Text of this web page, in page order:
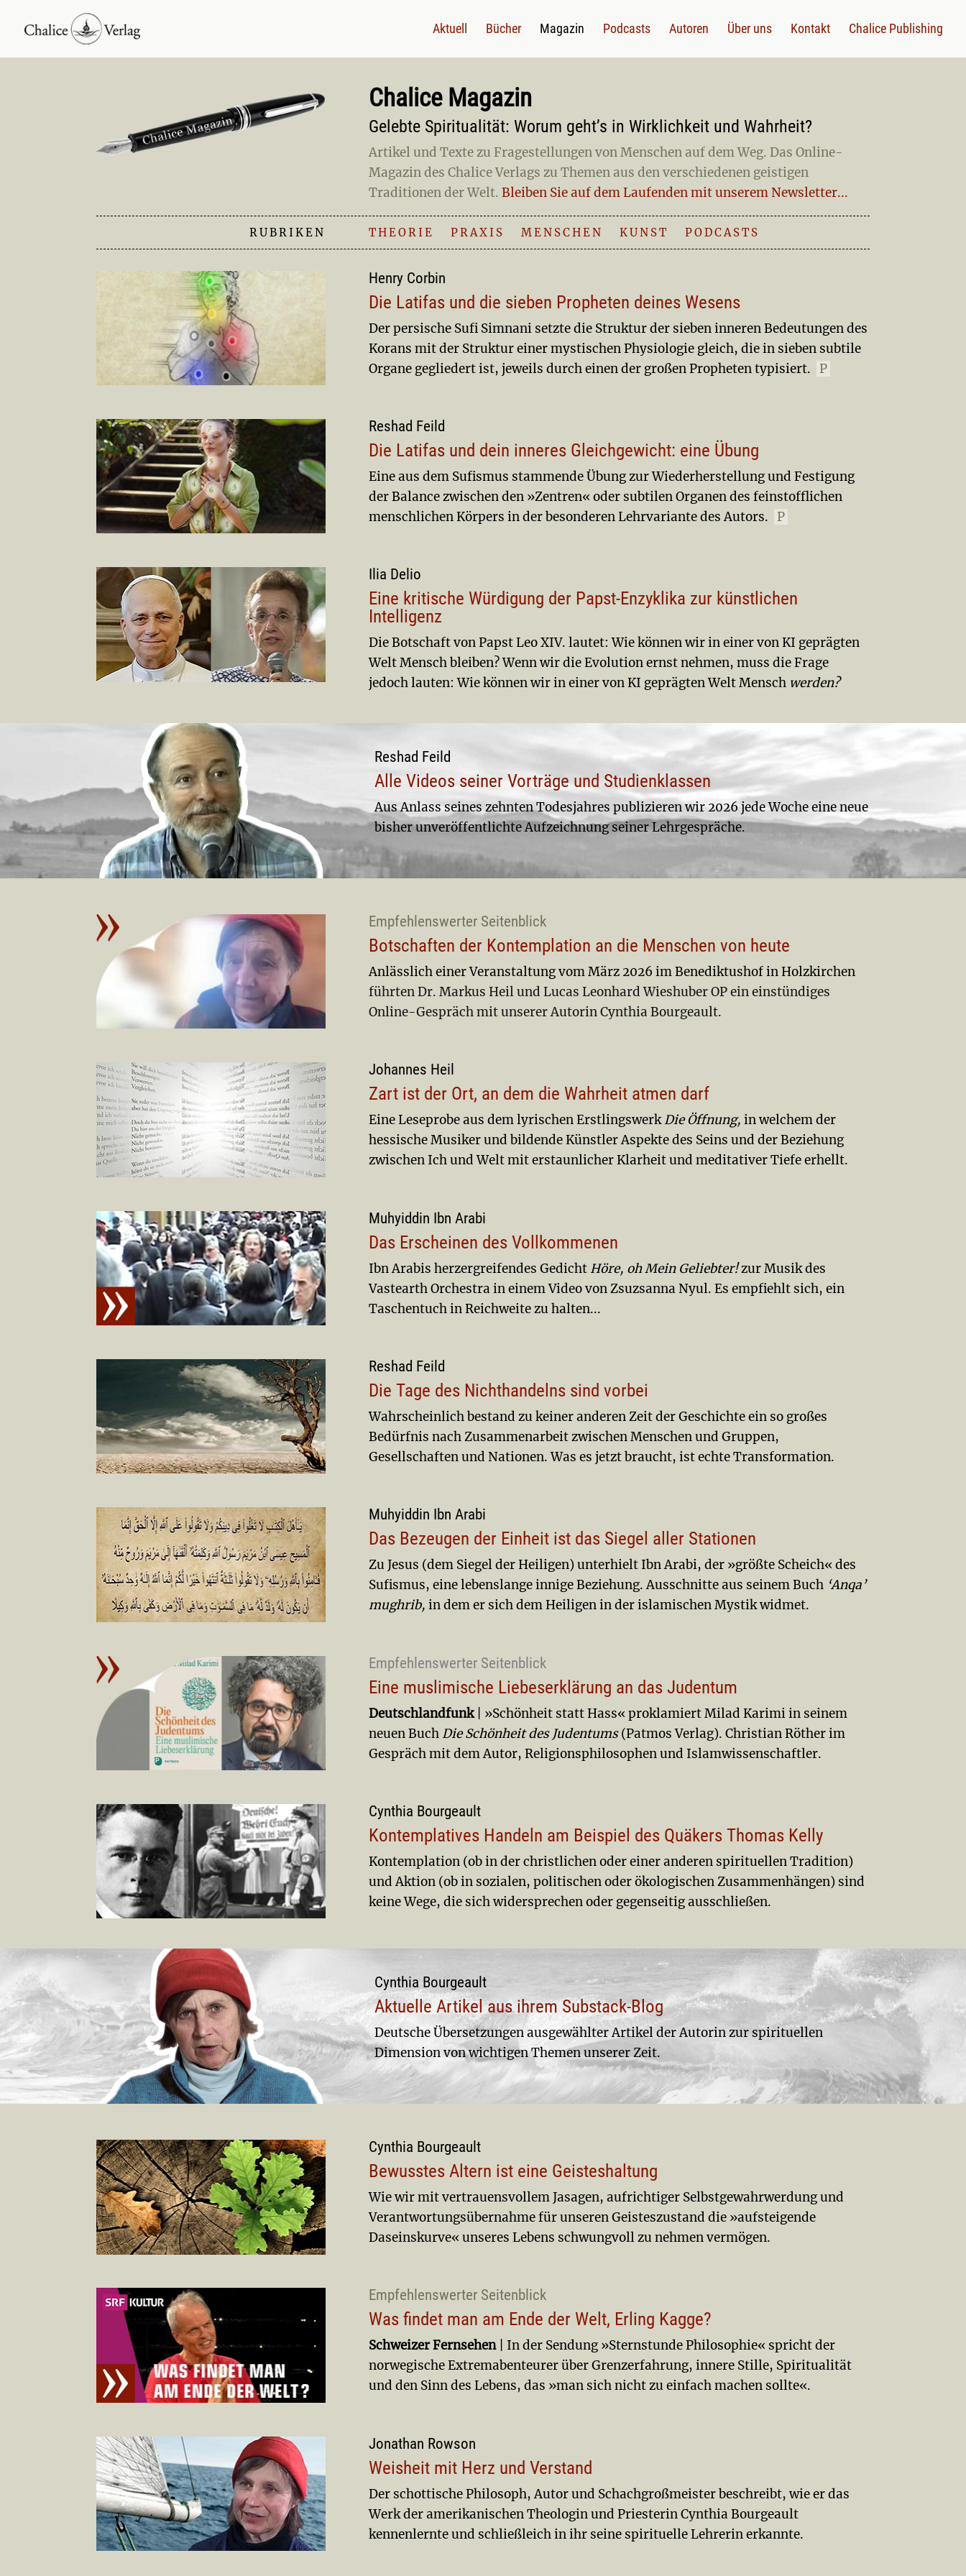
Aktuell Bücher Magazin Podcasts Autoren Über uns Kontakt Chalice Publishing
Chalice Magazin
Gelebte Spiritualität: Worum geht’s in Wirklichkeit und Wahrheit?
Artikel und Texte zu Fragestellungen von Menschen auf dem Weg. Das Online-
Magazin des Chalice Verlags zu Themen aus den verschiedenen geistigen
Traditionen der Welt. Bleiben Sie auf dem Laufenden mit unserem Newsletter...
RUBRIKEN THEORIE PRAXIS MENSCHEN KUNST PODCASTS
Henry Corbin
Die Latifas und die sieben Propheten deines Wesens
Der persische Sufi Simnani setzte die Struktur der sieben inneren Bedeutungen des
Korans mit der Struktur einer mystischen Physiologie gleich, die in sieben subtile
Organe gegliedert ist, jeweils durch einen der großen Propheten typisiert.
P
Reshad Feild
Die Latifas und dein inneres Gleichgewicht: eine Übung
Eine aus dem Sufismus stammende Übung zur Wiederherstellung und Festigung
der Balance zwischen den »Zentren« oder subtilen Organen des feinstofflichen
menschlichen Körpers in der besonderen Lehrvariante des Autors.
P
Ilia Delio
Eine kritische Würdigung der Papst-Enzyklika zur künstlichen
Intelligenz
Die Botschaft von Papst Leo XIV. lautet: Wie können wir in einer von KI geprägten
Welt Mensch bleiben? Wenn wir die Evolution ernst nehmen, muss die Frage
jedoch lauten: Wie können wir in einer von KI geprägten Welt Mensch werden?
Reshad Feild
Alle Videos seiner Vorträge und Studienklassen
Aus Anlass seines zehnten Todesjahres publizieren wir 2026 jede Woche eine neue
bisher unveröffentlichte Aufzeichnung seiner Lehrgespräche.
Empfehlenswerter Seitenblick
Botschaften der Kontemplation an die Menschen von heute
Anlässlich einer Veranstaltung vom März 2026 im Benediktushof in Holzkirchen
führten Dr. Markus Heil und Lucas Leonhard Wieshuber OP ein einstündiges
Online-Gespräch mit unserer Autorin Cynthia Bourgeault.
Johannes Heil
Zart ist der Ort, an dem die Wahrheit atmen darf
Eine Leseprobe aus dem lyrischen ErstlingswerkDie Öffnung, in welchem der
hessische Musiker und bildende Künstler Aspekte des Seins und der Beziehung
zwischen Ich und Welt mit erstaunlicher Klarheit und meditativer Tiefe erhellt.
Muhyiddin Ibn Arabi
Das Erscheinen des Vollkommenen
Ibn Arabis herzergreifendes Gedicht Höre, oh Mein Geliebter!zur Musik des
Vastearth Orchestra in einem Video von Zsuzsanna Nyul. Es empfiehlt sich, ein
Taschentuch in Reichweite zu halten...
Reshad Feild
Die Tage des Nichthandelns sind vorbei
Wahrscheinlich bestand zu keiner anderen Zeit der Geschichte ein so großes
Bedürfnis nach Zu­sam­menarbeit zwischen Menschen und Gruppen,
Gesellschaften und Nationen. Was es jetzt braucht, ist echte Transformation.
Muhyiddin Ibn Arabi
Das Bezeugen der Einheit ist das Siegel aller Stationen
Zu Jesus (dem Siegel der Heiligen) unterhielt Ibn Arabi, der »größte Scheich« des
Sufismus, eine lebenslange innige Beziehung. Ausschnitte aus seinem Buch ‘Anqa’
mughrib, in dem er sich dem Heiligen in der islamischen Mystik widmet.
Empfehlenswerter Seitenblick
Eine muslimische Liebeserklärung an das Judentum
Deutschlandfunk| »Schönheit statt Hass« proklamiert Milad Karimi in seinem
neuen Buch Die Schönheit des Judentums(Patmos Verlag). Christian Röther im
Gespräch mit dem Autor, Religionsphilosophen und Islamwissenschaftler.
Cynthia Bourgeault
Kontemplatives Handeln am Beispiel des Quäkers Thomas Kelly
Kontemplation (ob in der christlichen oder einer anderen spirituellen Tradition)
und Aktion (ob in sozialen, politischen oder ökologischen Zusammenhängen) sind
keine Wege, die sich widersprechen oder gegenseitig ausschließen.
Cynthia Bourgeault
Aktuelle Artikel aus ihrem Substack-Blog
Deutsche Übersetzungen ausgewählter Artikel der Autorin zur spirituellen
Dimension von wichtigen Themen unserer Zeit.
Cynthia Bourgeault
Bewusstes Altern ist eine Geisteshaltung
Wie wir mit vertrauensvollem Jasagen, aufrichtiger Selbstgewahrwerdung und
Verantwortungsübernahme für unseren Geisteszustand die »aufsteigende
Daseinskurve« unseres Lebens schwungvoll zu nehmen vermögen.
Empfehlenswerter Seitenblick
Was findet man am Ende der Welt, Erling Kagge?
Schweizer Fernsehen| In der Sendung »Sternstunde Philosophie« spricht der
norwegische Extremabenteurer über Grenzerfahrung, innere Stille, Spiritualität
und den Sinn des Lebens, das »man sich nicht zu einfach machen sollte«.
Jonathan Rowson
Weisheit mit Herz und Verstand
Der schottische Philosoph, Autor und Schachgroßmeister beschreibt, wie er das
Werk der amerikanischen Theologin und Priesterin Cynthia Bourgeault
kennenlernte und schließleich in ihr seine spirituelle Lehrerin erkannte.